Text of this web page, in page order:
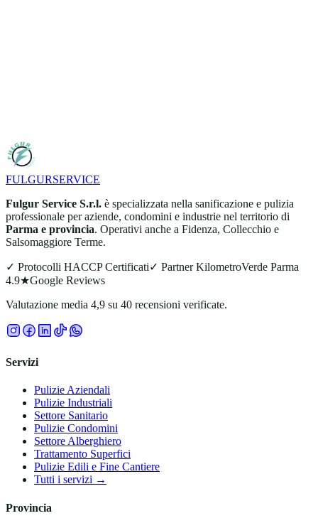
FULGURSERVICE
Fulgur Service S.r.l. è specializzata nella sanificazione e pulizia
professionale per aziende, condomini e industrie nel territorio di
Parma e provincia. Operativi anche a Fidenza, Collecchio e
Salsomaggiore Terme.
✓ Protocolli HACCP Certificati✓ Partner KilometroVerde Parma
4.9★Google Reviews
Valutazione media 4,9 su 40 recensioni verificate.
Servizi
Pulizie Aziendali
Pulizie Industriali
Settore Sanitario
Pulizie Condomini
Settore Alberghiero
Trattamento Superfici
Pulizie Edili e Fine Cantiere
Tutti i servizi →
Provincia